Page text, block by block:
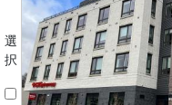
選
択